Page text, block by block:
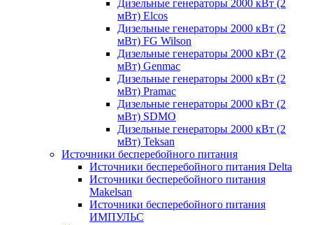
Дизельные генераторы 2000 кВт (2
мВт) Elcos
Дизельные генераторы 2000 кВт (2
мВт) FG Wilson
Дизельные генераторы 2000 кВт (2
мВт) Genmac
Дизельные генераторы 2000 кВт (2
мВт) Pramac
Дизельные генераторы 2000 кВт (2
мВт) SDMO
Дизельные генераторы 2000 кВт (2
мВт) Teksan
Источники бесперебойного питания
Источники бесперебойного питания Delta
Источники бесперебойного питания
Makelsan
Источники бесперебойного питания
ИМПУЛЬС